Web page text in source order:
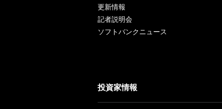
更新情報
記者説明会
ソフトバンクニュース
投資家情報